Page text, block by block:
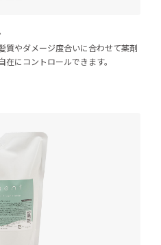
質やダメージ度合いに合わせて薬剤
にコントロールできます。